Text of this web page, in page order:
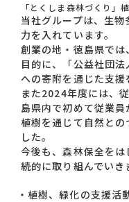
「とくしま森林づくり」
当社グループは、生
力を入れています。
創業の地・徳島県で
目的に、「公益社団法
への寄附を通じた支援
また2024年度には、
島県内で初めて従業員
植樹を通じて自然と
した。
今後も、森林保全を
続的に取り組んでいき
植樹、緑化の支援活